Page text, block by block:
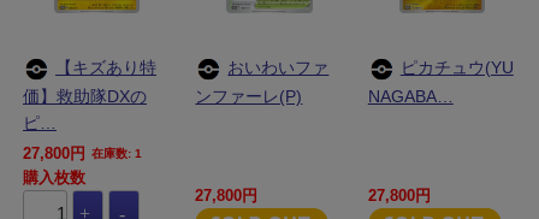
【キズあり特
価】救助隊DXの
ピ…
27,800円 在庫数: 1
購入枚数
おいわいファ
ンファーレ(P)
27,800円
ピカチュウ(YU
NAGABA…
27,800円